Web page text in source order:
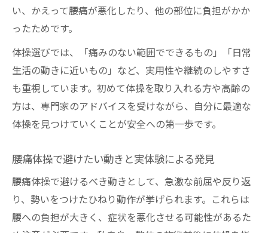
い、かえって腰痛が悪化したり、他の部位に負担がかか
ったためです。
体操選びでは、「痛みのない範囲でできるもの」「日常
生活の動きに近いもの」など、実用性や継続のしやすさ
も重視しています。初めて体操を取り入れる方や高齢の
方は、専門家のアドバイスを受けながら、自分に最適な
体操を見つけていくことが安全への第一歩です。
腰痛体操で避けたい動きと実体験による発見
腰痛体操で避けるべき動きとして、急激な前屈や反り返
り、勢いをつけたひねり動作が挙げられます。これらは
腰への負担が大きく、症状を悪化させる可能性があるた